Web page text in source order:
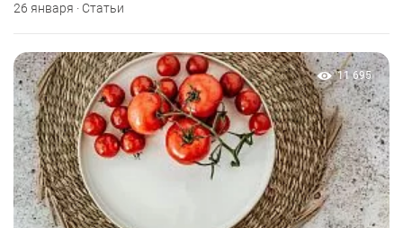
26 января · Статьи
11 695